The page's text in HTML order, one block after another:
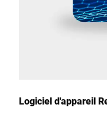
Logiciel d'appareil